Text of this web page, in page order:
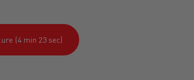
(4 min 23 sec)